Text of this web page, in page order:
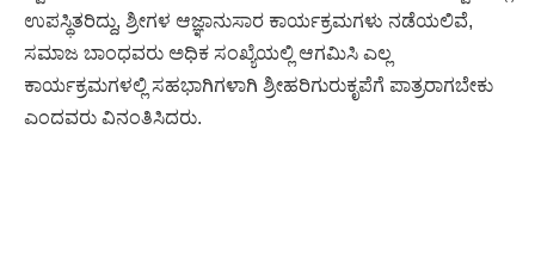
ಉಪಸ್ಥಿತರಿದ್ದು, ಶ್ರೀಗಳ ಆಜ್ಞಾನುಸಾರ ಕಾರ್ಯಕ್ರಮಗಳು ನಡೆಯಲಿವೆ,
ಸಮಾಜ ಬಾಂಧವರು ಅಧಿಕ ಸಂಖ್ಯೆಯಲ್ಲಿ ಆಗಮಿಸಿ ಎಲ್ಲ
ಕಾರ್ಯಕ್ರಮಗಳಲ್ಲಿ ಸಹಭಾಗಿಗಳಾಗಿ ಶ್ರೀಹರಿಗುರುಕೃಪೆಗೆ ಪಾತ್ರರಾಗಬೇಕು
ಎಂದವರು ವಿನಂತಿಸಿದರು.